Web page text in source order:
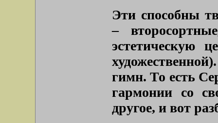
Эти способны
–
эстетическую
гимн. То есть
гармонии со
другое, и вот